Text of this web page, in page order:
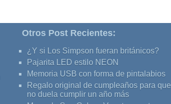
Otros Post Recientes:
¿Y si Los Simpson fueran británicos?
Pajarita LED estilo NEON
Memoria USB con forma de pintalabios
Regalo original de cumpleaños para que
no duela cumplir un año más